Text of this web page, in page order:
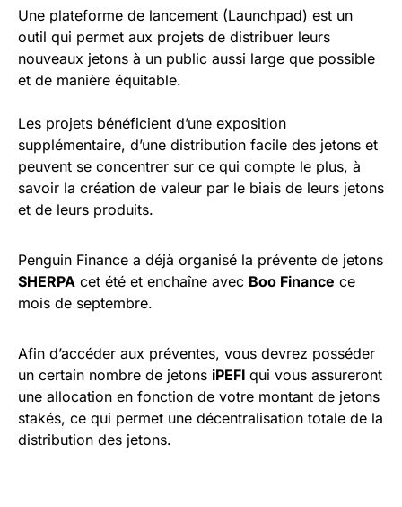
Une plateforme de lancement (Launchpad) est un
outil qui permet aux projets de distribuer leurs
nouveaux jetons à un public aussi large que possible
et de manière équitable.
Les projets bénéficient d’une exposition
supplémentaire, d’une distribution facile des jetons et
peuvent se concentrer sur ce qui compte le plus, à
savoir la création de valeur par le biais de leurs jetons
et de leurs produits.
Penguin Finance a déjà organisé la prévente de jetons
SHERPA cet été et enchaîne avec Boo Finance ce
mois de septembre.
Afin d’accéder aux préventes, vous devrez posséder
un certain nombre de jetons iPEFI qui vous assureront
une allocation en fonction de votre montant de jetons
stakés, ce qui permet une décentralisation totale de la
distribution des jetons.